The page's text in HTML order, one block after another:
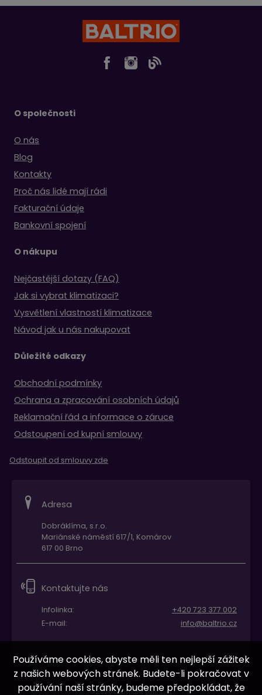
O společnosti
O nás
Blog
Kontakty
Proč nás lidé mají rádi
Fakturační údaje
Bankovní spojení
O nákupu
Nejčastější dotazy (FAQ)
Jak si vybrat klimatizaci?
Vysvětlení vlastností klimatizace
Návod jak u nás nakupovat
Důležité odkazy
Obchodní podmínky
Ochrana a zpracování osobních údajů
Reklamační řád a informace o záruce
Odstoupení od kupní smlouvy
Odstoupit od smlouvy zde
Adresa
Dobráklíma, s.r.o.
Mariánské náměstí 617/1, Komárov
617 00 Brno
Kontaktujte nás
Infolinka:
+420 723 377 002
E-mail:
info@baltrio.cz
© 2026 copyrightBaltrio.cz
Používáme cookies, abyste měli ten nejlepší zážitek
z našich webových stránek. Budete-li pokračovat v
používání naší stránky, budeme předpokládat, že